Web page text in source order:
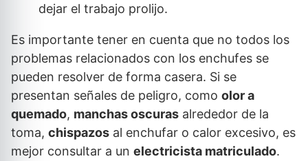
dejar el trabajo prolijo.
Es importante tener en cuenta que no todos los
problemas relacionados con los enchufes se
pueden resolver de forma casera. Si se
presentan señales de peligro, como olor a
quemado, manchas oscuras alrededor de la
toma, chispazos al enchufar o calor excesivo, es
mejor consultar a un electricista matriculado.